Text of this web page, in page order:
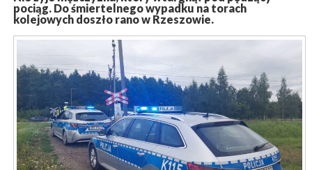
pociąg. Do śmiertelnego wypadku na torach
kolejowych doszło rano w Rzeszowie.